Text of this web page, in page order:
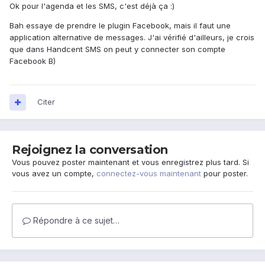
Ok pour l'agenda et les SMS, c'est déjà ça :)
Bah essaye de prendre le plugin Facebook, mais il faut une
application alternative de messages. J'ai vérifié d'ailleurs, je crois
que dans Handcent SMS on peut y connecter son compte
Facebook B)
Citer
Rejoignez la conversation
Vous pouvez poster maintenant et vous enregistrez plus tard. Si
vous avez un compte, connectez-vous maintenant pour poster.
Répondre à ce sujet…